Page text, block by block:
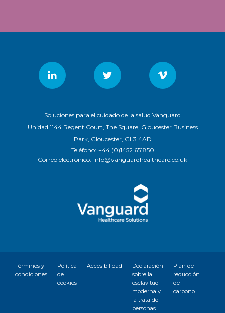
Soluciones para el cuidado de la salud Vanguard
Unidad 1144 Regent Court, The Square, Gloucester Business
Park, Gloucester, GL3 4AD
Teléfono: +44 (0)1452 651850
Correo electrónico: info@vanguardhealthcare.co.uk
Términos y
condiciones
Política
de
cookies
Accesibilidad
Declaración
sobre la
esclavitud
moderna y
la trata de
personas
Plan de
reducción
de
carbono